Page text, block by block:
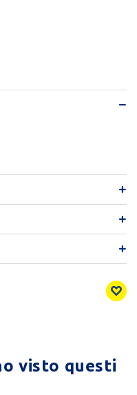
visto questi